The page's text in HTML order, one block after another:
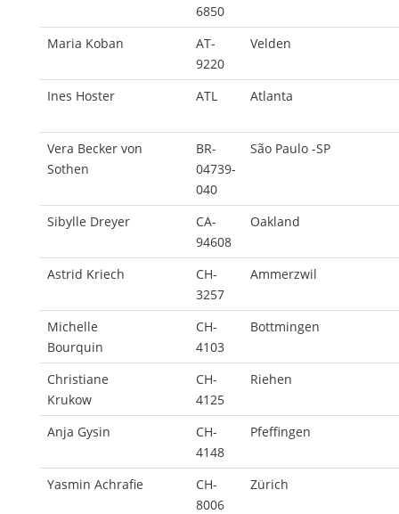
6850
Maria Koban
AT-
9220
Velden
Ines Hoster ATL Atlanta
Vera Becker von
Sothen
BR-
04739-
040
São Paulo -SP
Sibylle Dreyer
CA-
94608
Oakland
Astrid Kriech
CH-
3257
Ammerzwil
Michelle
Bourquin
CH-
4103
Bottmingen
Christiane
Krukow
CH-
4125
Riehen
Anja Gysin
CH-
4148
Pfeffingen
Yasmin Achrafie
CH-
8006
Zürich